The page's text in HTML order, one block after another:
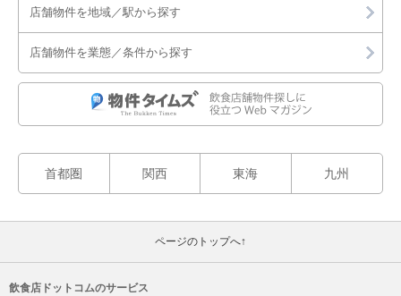
店舗物件を地域／駅から探す
店舗物件を業態／条件から探す
首都圏 関西 東海 九州
ページのトップへ↑
飲食店ドットコムのサービス